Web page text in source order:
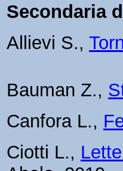
Secondaria
Allievi S.,
Bauman Z.,
Canfora L.,
Ciotti L.,